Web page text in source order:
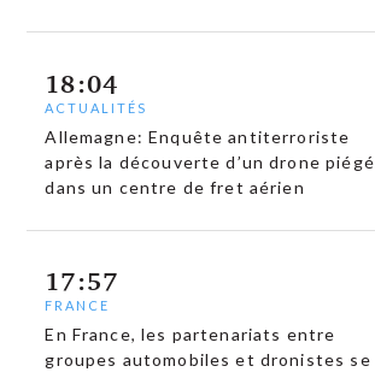
18:04
ACTUALITÉS
Allemagne: Enquête antiterroriste
après la découverte d’un drone piégé
dans un centre de fret aérien
17:57
FRANCE
En France, les partenariats entre
groupes automobiles et dronistes se